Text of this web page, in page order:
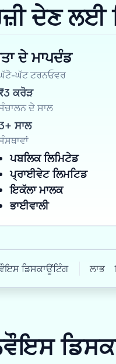
ਦੇਣ ਲਈ
ਦੇ ਮਾਪਦੰਡ
ਘੱਟ ਟਰਨਓਵਰ
ਕਰੋੜ
ਦੇ ਸਾਲ
ਸਾਲ
ਪਬਲਿਕ ਲਿਮਿਟੇਡ
ਪ੍ਰਾਈਵੇਟ ਲਿਮਟਿਡ
ਇਕੱਲਾ ਮਾਲਕ
ਭਾਈਵਾਲੀ
ਡਿਸਕਾਊਂਟਿੰਗ ਲਾਭ